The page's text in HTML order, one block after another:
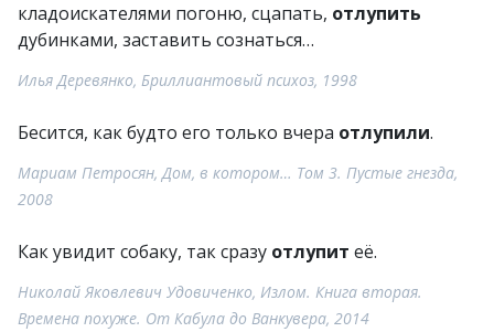
кладоискателями погоню, сцапать, отлупить
дубинками, заставить сознаться…
Илья Деревянко, Бриллиантовый психоз, 1998
Бесится, как будто его только вчера отлупили.
Мариам Петросян, Дом, в котором… Том 3. Пустые гнезда,
2008
Как увидит собаку, так сразу отлупит её.
Николай Яковлевич Удовиченко, Излом. Книга вторая.
Времена похуже. От Кабула до Ванкувера, 2014